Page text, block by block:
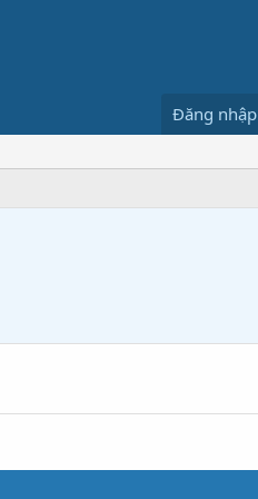
Đăng nhập